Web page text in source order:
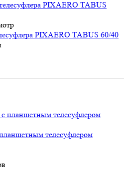
PIXAERO TABUS 60/40
телесуфлером